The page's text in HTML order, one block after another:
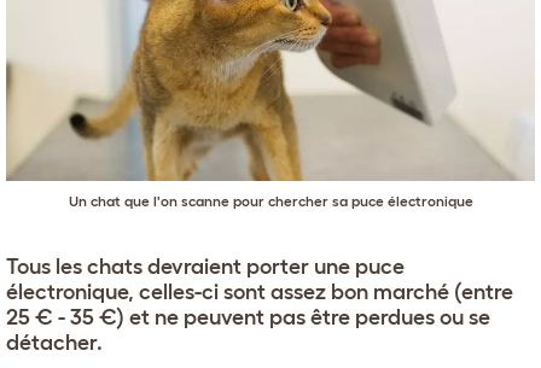
Un chat que l'on scanne pour chercher sa puce électronique
Tous les chats devraient porter une puce
électronique, celles-ci sont assez bon marché (entre
25 € - 35 €) et ne peuvent pas être perdues ou se
détacher.